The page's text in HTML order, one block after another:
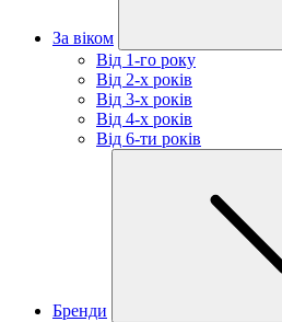
За віком
Від 1-го року
Від 2-х років
Від 3-х років
Від 4-х років
Від 6-ти років
Бренди